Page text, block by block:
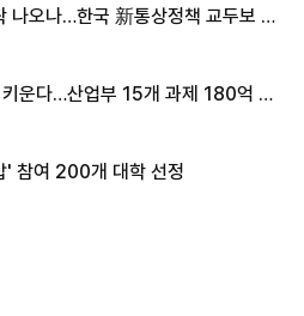
나오나…한국 新통상정책 교두보 활
운다…산업부 15개 과제 180억 지
' 참여 200개 대학 선정